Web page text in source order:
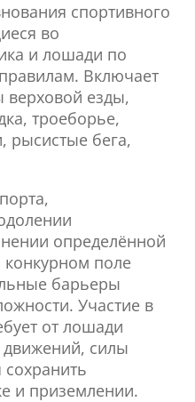
спортивного
во
и лошади по
Включает
верховой езды,
троеборье,
рысистые бега,
определённой
конкурном поле
барьеры
Участие в
от лошади
силы
сохранить
и приземлении.